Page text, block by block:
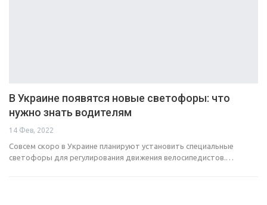
В Украине появятся новые светофоры: что
нужно знать водителям
14 Фев, 2022
Совсем скоро в Украине планируют установить специальные
светофоры для регулирования движения велосипедистов.…